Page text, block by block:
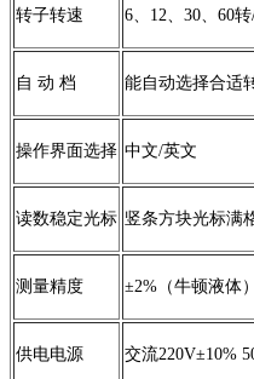
转子转速 6、12、30、60
自 动 档 能自动选择合适
操作界面选择 中文/英文
读数稳定光标 竖条方块光标满
测量精度 ±2%（牛顿液体）
供电电源 交流220V±10%